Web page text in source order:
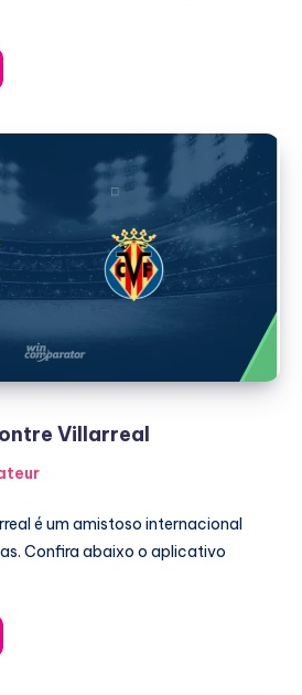
Villarreal
é um amistoso internacional
Confira abaixo o aplicativo